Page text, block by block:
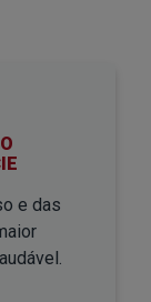
e das